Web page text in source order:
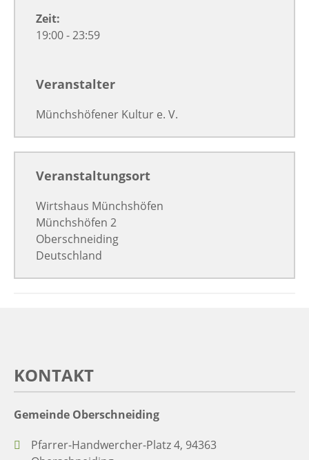
Zeit:
19:00 - 23:59
Veranstalter
Münchshöfener Kultur e. V.
Veranstaltungsort
Wirtshaus Münchshöfen
Münchshöfen 2
Oberschneiding
Deutschland
KONTAKT
Gemeinde Oberschneiding
Pfarrer-Handwercher-Platz 4, 94363